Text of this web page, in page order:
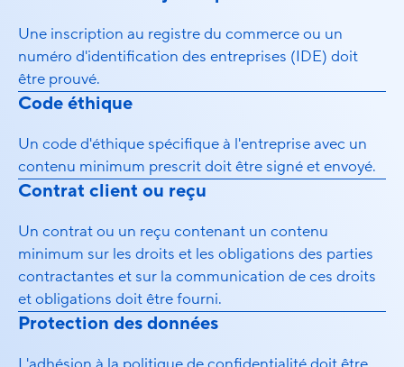
Une inscription au registre du commerce ou un
numéro d'identification des entreprises (IDE) doit
être prouvé.
Code éthique
Un code d'éthique spécifique à l'entreprise avec un
contenu minimum prescrit doit être signé et envoyé.
Contrat client ou reçu
Un contrat ou un reçu contenant un contenu
minimum sur les droits et les obligations des parties
contractantes et sur la communication de ces droits
et obligations doit être fourni.
Protection des données